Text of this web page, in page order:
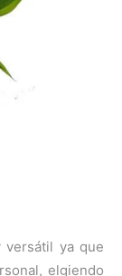
versátil ya que
elgiendo